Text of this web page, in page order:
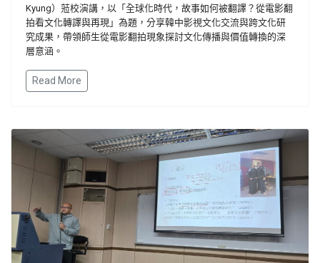
Kyung）蒞校演講，以「全球化時代，故事如何被翻譯？從電影翻
拍看文化轉譯與再現」為題，分享韓中影視文化交流與跨文化研
究成果，帶領師生從電影翻拍現象探討文化傳播與價值轉換的深
層意涵。
Read More